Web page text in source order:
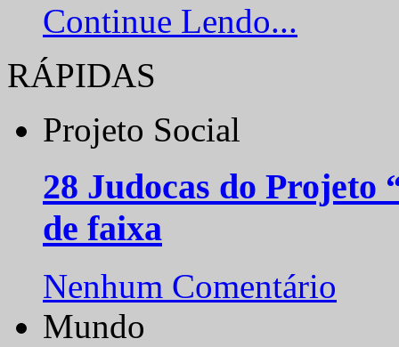
Continue Lendo...
RÁPIDAS
Projeto Social
28 Judocas do
de faixa
Nenhum Comentário
Mundo